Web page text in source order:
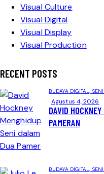
Visual Culture
Visual Digital
Visual Display
Visual Production
RECENT POSTS
BUDAYA DIGITAL,
Agustus 4, 2026
DAVID
PAMERAN
BUDAYA DIGITAL,